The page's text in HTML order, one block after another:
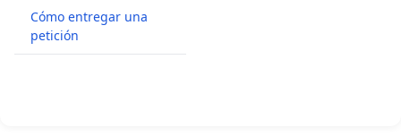
Cómo entregar una
petición